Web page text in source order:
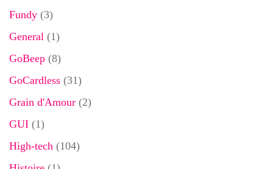
Fundy (3)
General (1)
GoBeep (8)
GoCardless (31)
Grain d'Amour (2)
GUI (1)
High-tech (104)